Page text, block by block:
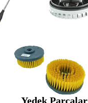
Yedek Parçalar